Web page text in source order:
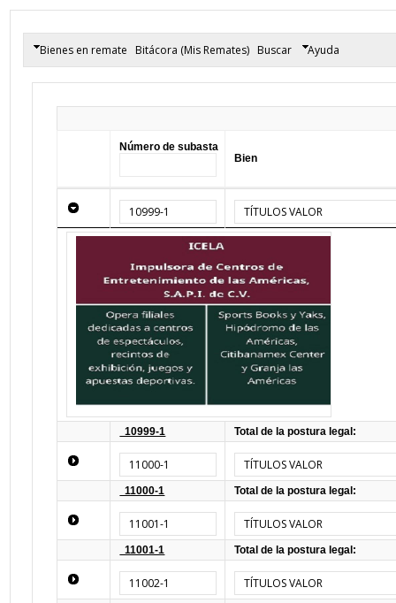
Bienes en remate Bitácora (Mis Remates) Buscar Ayuda
Número de subasta
Bien
10999-1 TÍTULOS VALOR
10999-1 Total de la postura legal:
11000-1 TÍTULOS VALOR
11000-1 Total de la postura legal:
11001-1 TÍTULOS VALOR
11001-1 Total de la postura legal:
11002-1 TÍTULOS VALOR